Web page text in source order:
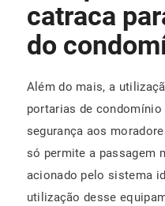
catraca
do
Além do mais, a
portarias de
segurança aos
só permite a passagem
acionado pelo sistema
utilização desse